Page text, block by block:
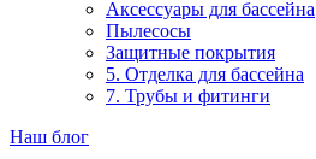
Аксессуары для бассейна
Пылесосы
Защитные покрытия
5. Отделка для бассейна
7. Трубы и фитинги
Наш блог